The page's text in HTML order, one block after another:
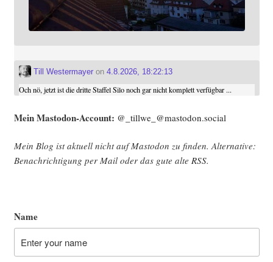
Till Westermayeron 4.8.2026, 18:22:13
Och nö, jetzt ist die dritte Staffel Silo noch gar nicht komplett verfügbar ...
Mein Mast­o­don-Account: @_tillwe_@mastodon.social
Mein Blog ist aktu­ell nicht auf Mast­o­don zu fin­den. Alter­na­ti­ve:
Benach­rich­ti­gung per Mail oder das gute alte RSS.
Name